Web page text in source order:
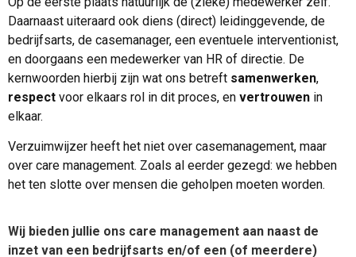
Daarnaast uiteraard ook diens (direct) leidinggevende, de
bedrijfsarts, de casemanager, een eventuele interventionist,
en doorgaans een medewerker van HR of directie. De
kernwoorden hierbij zijn wat ons betreft samenwerken,
respect voor elkaars rol in dit proces, en vertrouwen in
elkaar.
Verzuimwijzer heeft het niet over casemanagement, maar
over care management. Zoals al eerder gezegd: we hebben
het ten slotte over mensen die geholpen moeten worden.
Wij bieden jullie ons care management aan naast de
inzet van een bedrijfsarts en/of een (of meerdere)